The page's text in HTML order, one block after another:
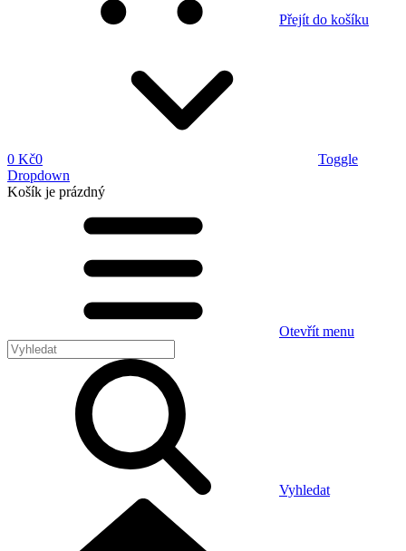
Přejít do košíku
0 Kč0
Toggle
Dropdown
Košík je prázdný
Otevřít menu
Vyhledat